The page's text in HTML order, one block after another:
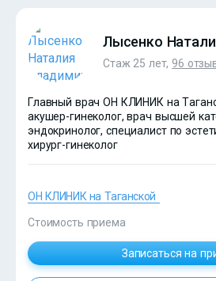
Лысенко
Стаж 25 лет, 96
Главный врач ОН КЛИНИК на
акушер-гинеколог, врач высшей
эндокринолог, специалист по
хирург-гинеколог
ОН КЛИНИК на Таганской
Стоимость приема
Записаться на